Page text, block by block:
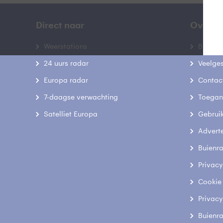
Direct naar
Weerstations
24 uurs radar
Europa radar
7-daagse verwachting
Satelliet Europa
Over